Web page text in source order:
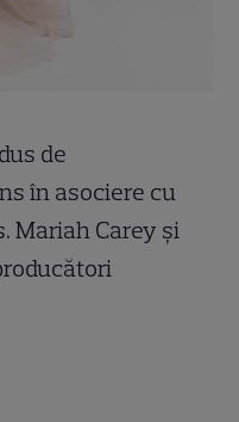
de
în asociere cu
Mariah Carey și